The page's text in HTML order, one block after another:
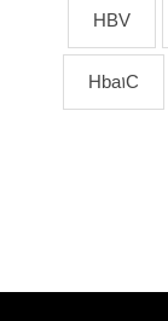
HBV
Hba1C